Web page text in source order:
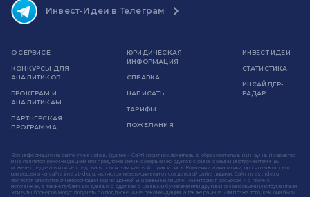
Инвест-Идеи в Телеграм
О СЕРВИСЕ
КОНКУРСЫ ДЛЯ
АНАЛИТИКОВ
БРОКЕРАМ И
АНАЛИТИКАМ
ПАРТНЕРСКАЯ
ПРОГРАММА
ЮРИДИЧЕСКАЯ
ИНФОРМАЦИЯ
СПРАВКА
НАПИСАТЬ
ТАРИФЫ
ПОЖЕЛАНИЯ
ИНВЕСТ ИДЕИ
СТАТИСТИКА
ИНСАЙДЕР-
РАДАР
Вся информация на сайте invest-idei.ru (далее - Сайт) носит исключительно образовательный и научный характер
и не является рекомендацией или предложением к совершению сделок с финансовыми инструментами. Вы
можете следовать или не следовать прогнозам на свой страх и риск. Компании и аналитики, прогнозы которых
размещены на сайте invest-idei.ru, являются независимыми от создателей сайта лицами. Сайт invest-idei.ru
является агрегатором информации, размещенной указанными лицами на интернет-ресурсах и в прочих
источниках, а также публичных данных о сделках с ценными бумагами или другими финансовыми инструментами.
Клиенты брокеров могут получать по подписке иные рекомендации, а также раньше или позже того, как они были